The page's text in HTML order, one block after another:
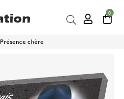
0
Présence chère